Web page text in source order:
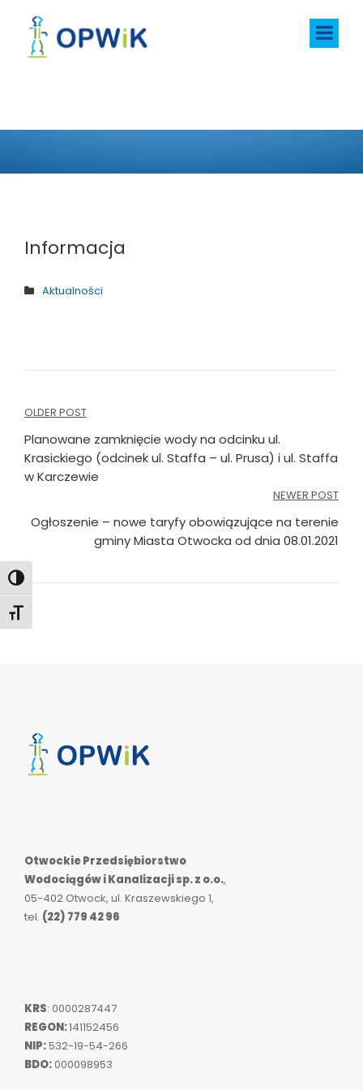
Toggle High Contrast
Toggle Font size
Informacja
Aktualności
Nawigacja
wpisu
OLDER POST
Planowane zamknięcie wody na odcinku ul.
Krasickiego (odcinek ul. Staffa – ul. Prusa) i ul. Staffa
w Karczewie
NEWER POST
Ogłoszenie – nowe taryfy obowiązujące na terenie
gminy Miasta Otwocka od dnia 08.01.2021
Otwockie Przedsiębiorstwo
Wodociągów i Kanalizacji sp. z o.o.,
05-402 Otwock, ul. Kraszewskiego 1,
tel. (22) 779 42 96
KRS: 0000287447
REGON:141152456
NIP:532-19-54-266
BDO:000098953